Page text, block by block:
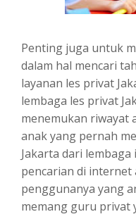
Penting juga untuk
dalam hal mencari
layanan les privat
lembaga les privat
menemukan riwayat
anak yang pernah
Jakarta dari
pencarian di internet
penggunanya yang
memang guru privat